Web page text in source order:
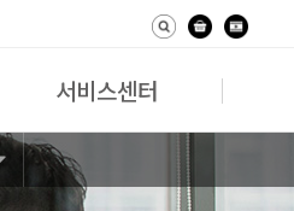
서비스센터